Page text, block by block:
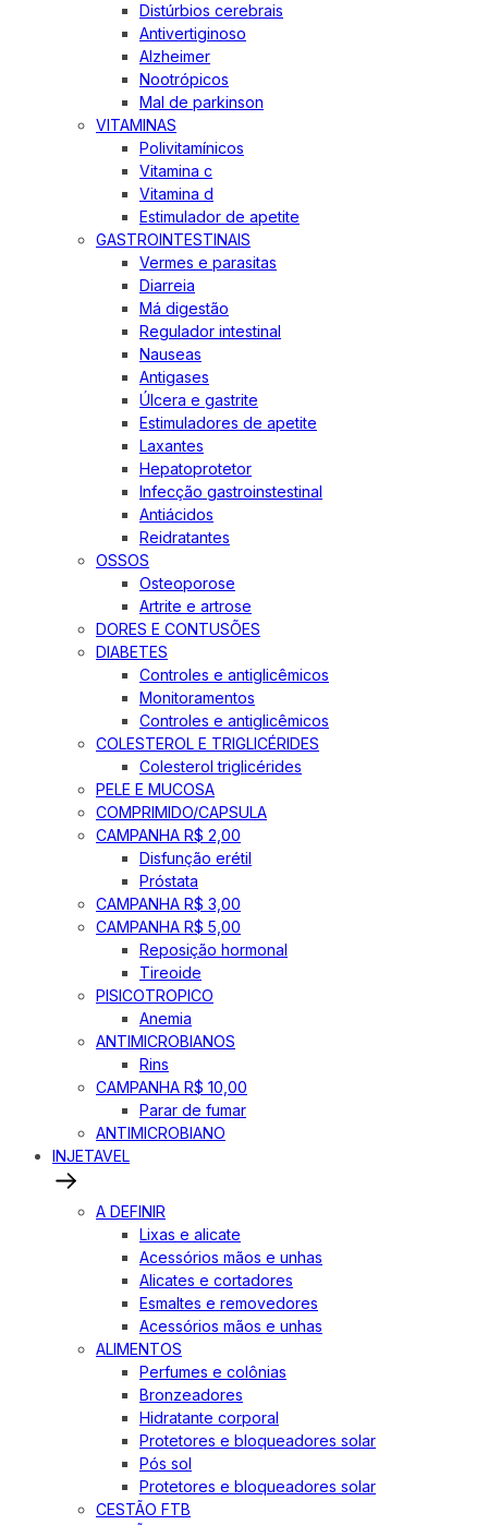
Distúrbios cerebrais
Antivertiginoso
Alzheimer
Nootrópicos
Mal de parkinson
VITAMINAS
Polivitamínicos
Vitamina c
Vitamina d
Estimulador de apetite
GASTROINTESTINAIS
Vermes e parasitas
Diarreia
Má digestão
Regulador intestinal
Nauseas
Antigases
Úlcera e gastrite
Estimuladores de apetite
Laxantes
Hepatoprotetor
Infecção gastroinstestinal
Antiácidos
Reidratantes
OSSOS
Osteoporose
Artrite e artrose
DORES E CONTUSÕES
DIABETES
Controles e antiglicêmicos
Monitoramentos
Controles e antiglicêmicos
COLESTEROL E TRIGLICÉRIDES
Colesterol triglicérides
PELE E MUCOSA
COMPRIMIDO/CAPSULA
CAMPANHA R$ 2,00
Disfunção erétil
Próstata
CAMPANHA R$ 3,00
CAMPANHA R$ 5,00
Reposição hormonal
Tireoide
PISICOTROPICO
Anemia
ANTIMICROBIANOS
Rins
CAMPANHA R$ 10,00
Parar de fumar
ANTIMICROBIANO
INJETAVEL
A DEFINIR
Lixas e alicate
Acessórios mãos e unhas
Alicates e cortadores
Esmaltes e removedores
Acessórios mãos e unhas
ALIMENTOS
Perfumes e colônias
Bronzeadores
Hidratante corporal
Protetores e bloqueadores solar
Pós sol
Protetores e bloqueadores solar
CESTÃO FTB